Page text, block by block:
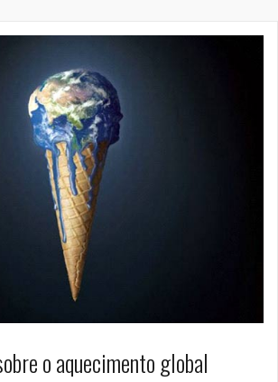
o aquecimento global